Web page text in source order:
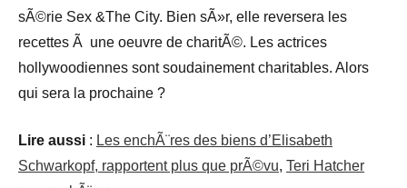
sÃ©rie Sex &The City. Bien sÃ»r, elle reversera les
recettes Ã une oeuvre de charitÃ©. Les actrices
hollywoodiennes sont soudainement charitables. Alors
qui sera la prochaine ?
Lire aussi : Les enchÃ¨res des biens d’Elisabeth
Schwarkopf, rapportent plus que prÃ©vu, Teri Hatcher